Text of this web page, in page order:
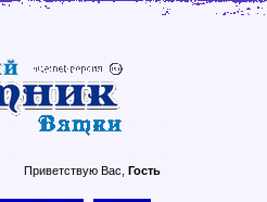
Приветствую Вас Гость